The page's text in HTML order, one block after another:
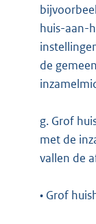
huis-aan-
de
g. Grof
met de
vallen de
• Grof